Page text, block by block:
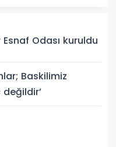
Esnaf Odası kuruldu
Baskilimiz